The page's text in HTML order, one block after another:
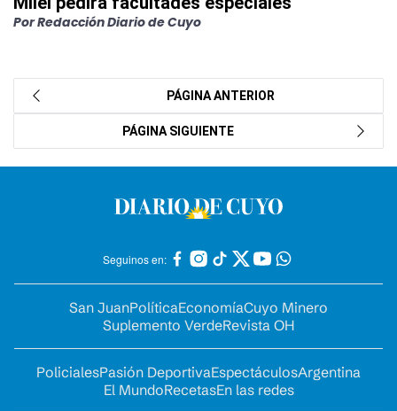
Por Redacción Diario de Cuyo
PÁGINA ANTERIOR
PÁGINA SIGUIENTE
Seguinos en:
San JuanPolíticaEconomíaCuyo Minero
Suplemento VerdeRevista OH
PolicialesPasión DeportivaEspectáculosArgentina
El MundoRecetasEn las redes